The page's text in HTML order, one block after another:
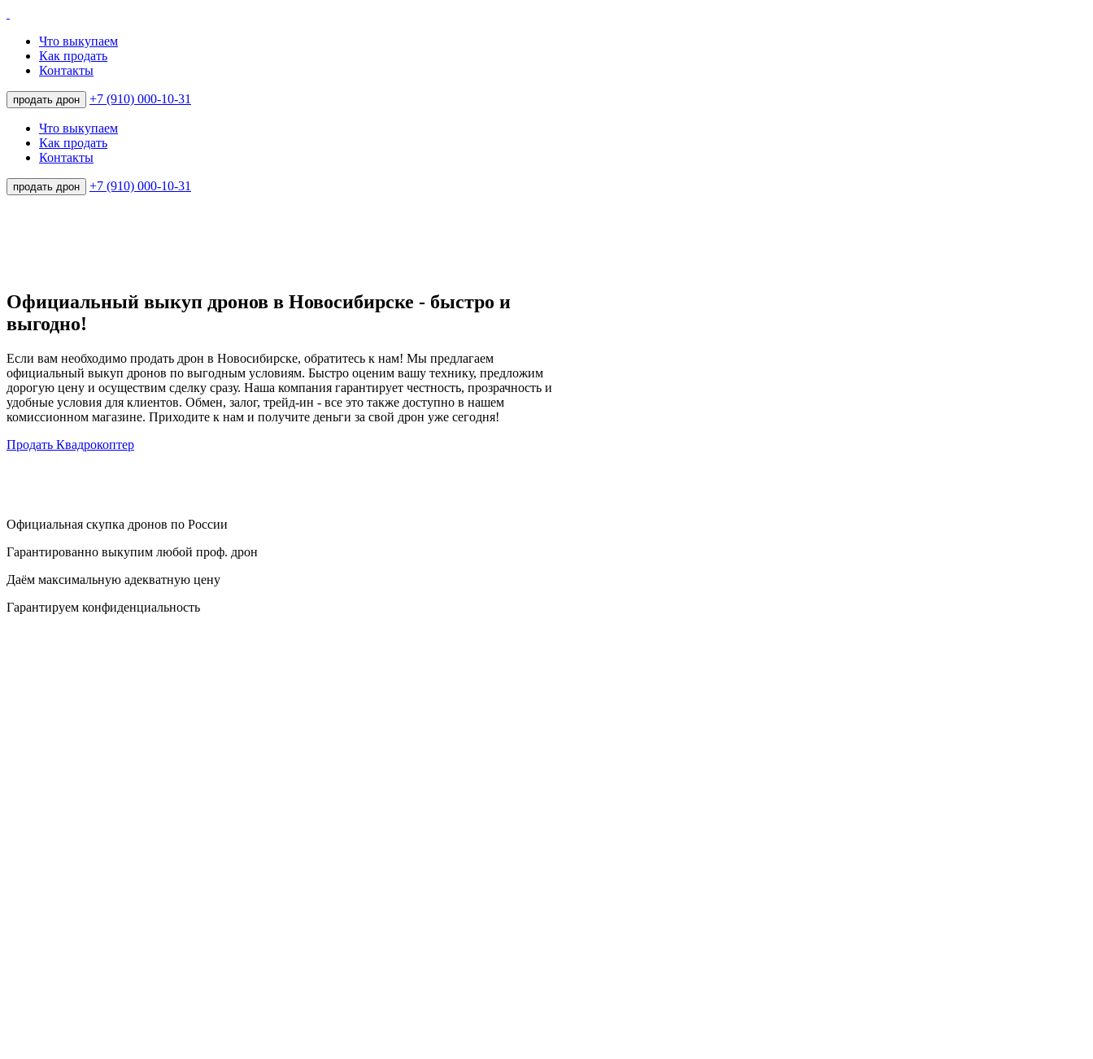
Что выкупаем
Как продать
Контакты
продать дрон +7 (910) 000-10-31
Что выкупаем
Как продать
Контакты
продать дрон +7 (910) 000-10-31
Официальный выкуп дронов в Новосибирске - быстро и
выгодно!
Если вам необходимо продать дрон в Новосибирске, обратитесь к нам! Мы предлагаем
официальный выкуп дронов по выгодным условиям. Быстро оценим вашу технику, предложим
дорогую цену и осуществим сделку сразу. Наша компания гарантирует честность, прозрачность и
удобные условия для клиентов. Обмен, залог, трейд-ин - все это также доступно в нашем
комиссионном магазине. Приходите к нам и получите деньги за свой дрон уже сегодня!
Продать Квадрокоптер
Официальная скупка дронов по России
Гарантированно выкупим любой проф. дрон
Даём максимальную адекватную цену
Гарантируем конфиденциальность